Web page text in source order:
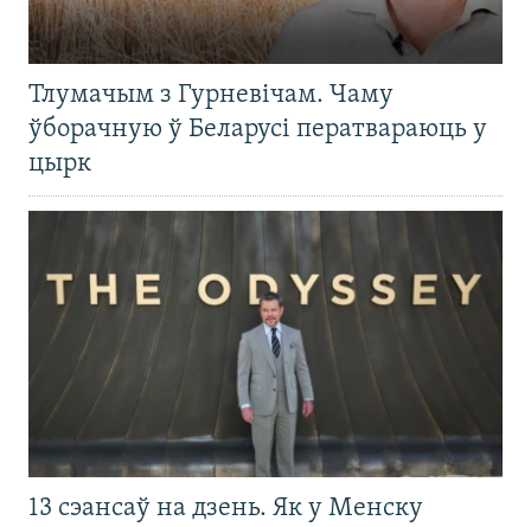
Тлумачым з Гурневічам. Чаму
ўборачную ў Беларусі ператвараюць у
цырк
13 сэансаў на дзень. Як у Менску